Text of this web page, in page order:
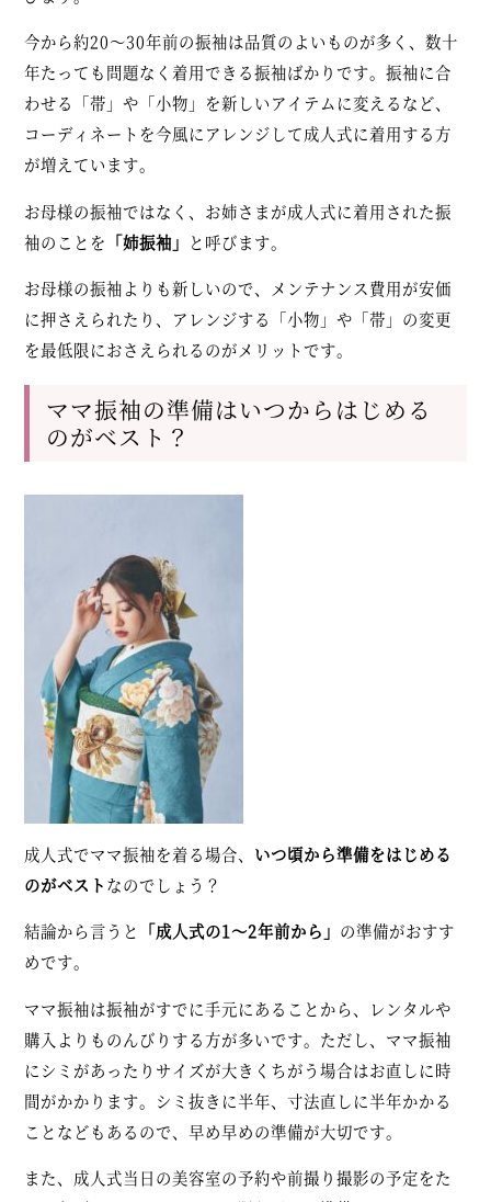
今から約20～30年前の振袖は品質のよいものが多く、数十
年たっても問題なく着用できる振袖ばかりです。振袖に合
わせる「帯」や「小物」を新しいアイテムに変えるなど、
コーディネートを今風にアレンジして成人式に着用する方
が増えています。
お母様の振袖ではなく、お姉さまが成人式に着用された振
袖のことを 「姉振袖」 と呼びます。
お母様の振袖よりも新しいので、メンテナンス費用が安価
に押さえられたり、アレンジする「小物」や「帯」の変更
を最低限におさえられるのがメリットです。
ママ振袖の準備はいつからはじめる
のがベスト？
成人式でママ振袖を着る場合、 いつ頃から準備をはじめる
のがベストなのでしょう？
結論から言うと 「成人式の1～2年前から」 の準備がおすす
めです。
ママ振袖は振袖がすでに手元にあることから、レンタルや
購入よりものんびりする方が多いです。ただし、ママ振袖
にシミがあったりサイズが大きくちがう場合はお直しに時
間がかかります。シミ抜きに半年、寸法直しに半年かかる
ことなどもあるので、早め早めの準備が大切です。
また、成人式当日の美容室の予約や前撮り撮影の予定をた